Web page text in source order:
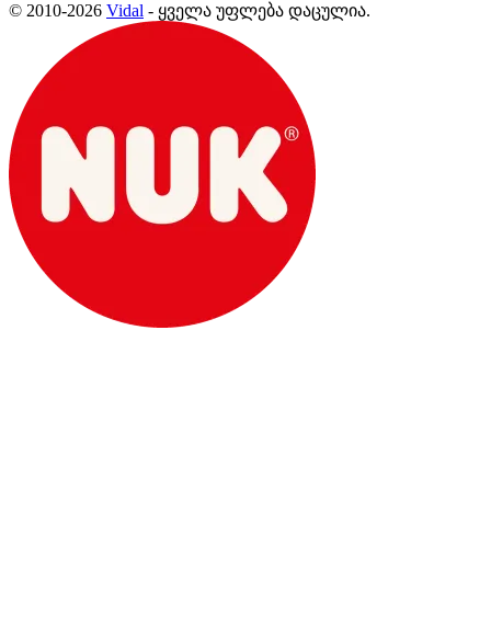
© 2010-2026 Vidal - ყველა უფლება დაცულია.